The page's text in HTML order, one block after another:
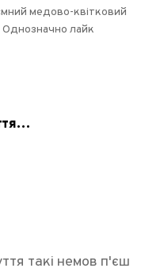
медово-квітковий
Однозначно лайк
такі немов п'єш